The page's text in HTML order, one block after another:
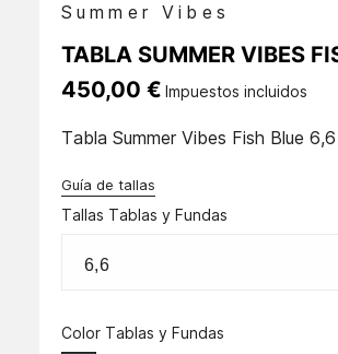
Summer Vibes
TABLA SUMMER VIBES
450,00 € Impuestos incluidos
Tabla Summer Vibes Fish Blue
Guía de tallas
Tallas Tablas y Fundas
Color Tablas y Fundas